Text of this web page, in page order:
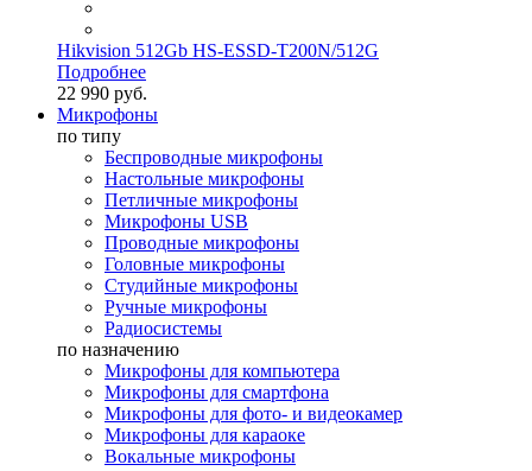
Hikvision 512Gb HS-ESSD-T200N/512G
Подробнее
22 990 руб.
Микрофоны
по типу
Беспроводные микрофоны
Настольные микрофоны
Петличные микрофоны
Микрофоны USB
Проводные микрофоны
Головные микрофоны
Студийные микрофоны
Ручные микрофоны
Радиосистемы
по назначению
Микрофоны для компьютера
Микрофоны для смартфона
Микрофоны для фото- и видеокамер
Микрофоны для караоке
Вокальные микрофоны